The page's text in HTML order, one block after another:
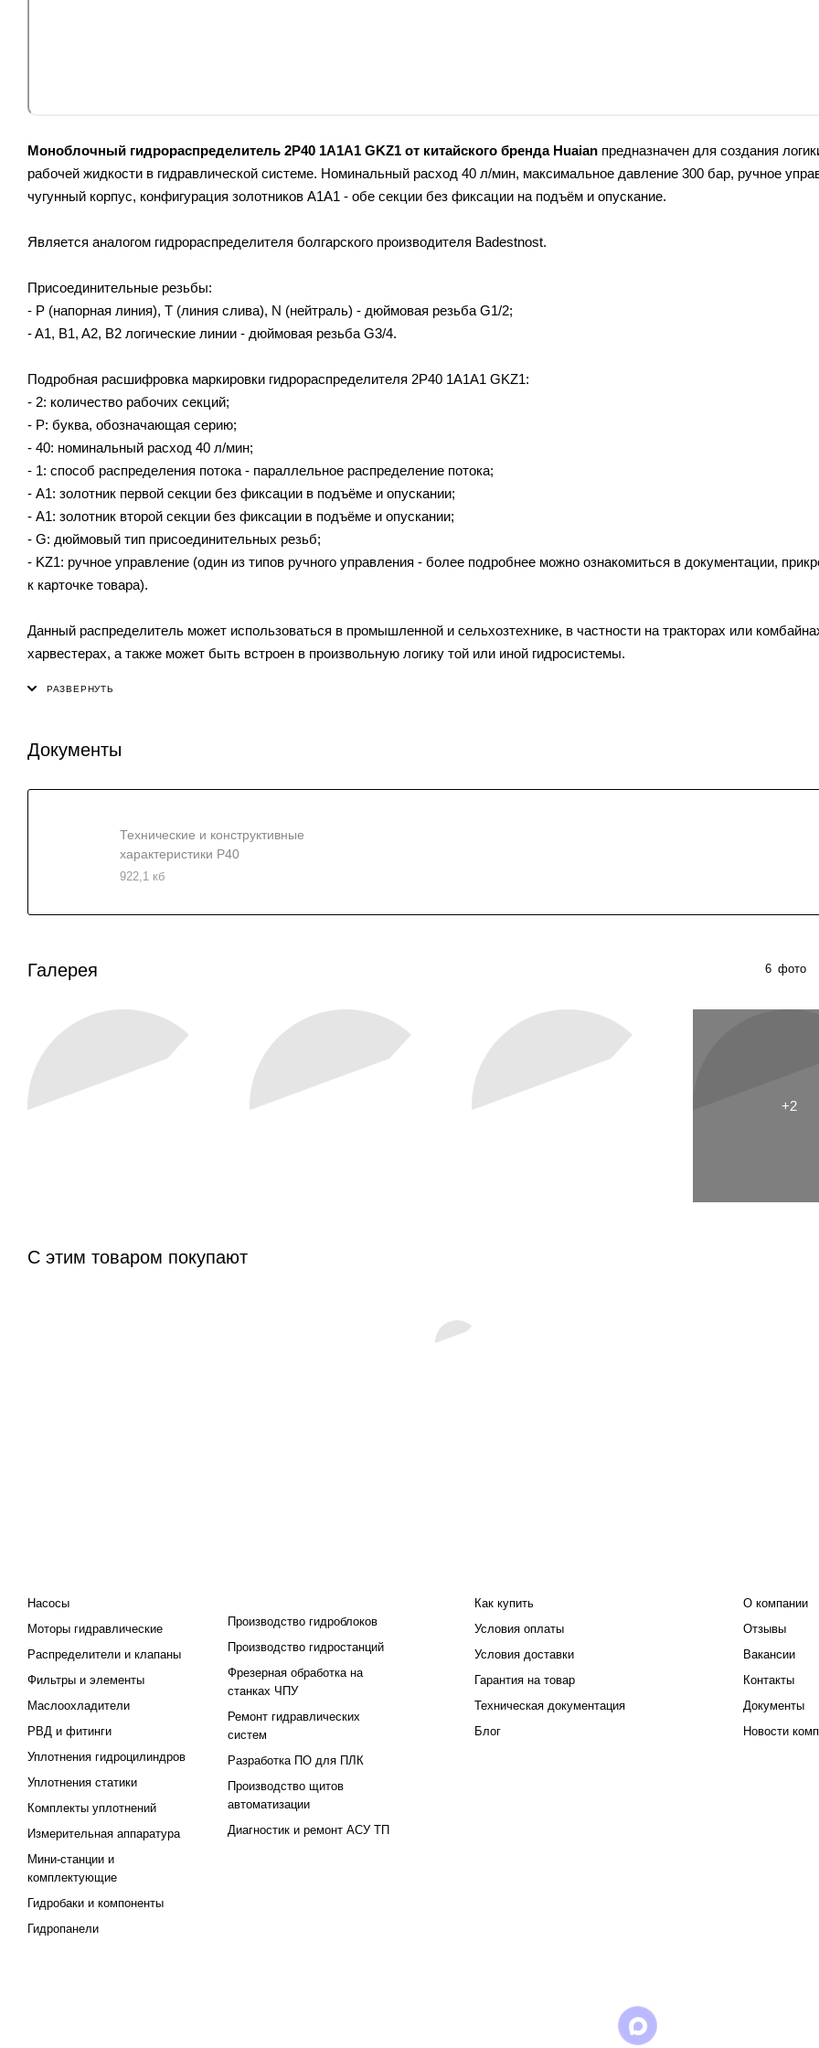
Моноблочный гидрораспределитель 2P40 1A1A1 GKZ1 от китайского бренда Huaian предназначен для создания
рабочей жидкости в гидравлической системе. Номинальный расход 40 л/мин, максимальное давление 300 бар, ручное
чугунный корпус, конфигурация золотников A1A1 - обе секции без фиксации на подъём и опускание.
Является аналогом гидрораспределителя болгарского производителя Badestnost.
Присоединительные резьбы:
- P (напорная линия), T (линия слива), N (нейтраль) - дюймовая резьба G1/2;
- A1, B1, A2, B2 логические линии - дюймовая резьба G3/4.
Подробная расшифровка маркировки гидрораспределителя 2P40 1A1A1 GKZ1:
- 2: количество рабочих секций;
- P: буква, обозначающая серию;
- 40: номинальный расход 40 л/мин;
- 1: способ распределения потока - параллельное распределение потока;
- A1: золотник первой секции без фиксации в подъёме и опускании;
- A1: золотник второй секции без фиксации в подъёме и опускании;
- G: дюймовый тип присоединительных резьб;
- KZ1: ручное управление (один из типов ручного управления - более подробнее можно ознакомиться в документации,
к карточке товара).
Данный распределитель может использоваться в промышленной и сельхозтехнике, в частности на тракторах или
харвестерах, а также может быть встроен в произвольную логику той или иной гидросистемы.
Документы
Технические и конструктивные
характеристики P40
922,1 кб
Галерея 6 фото
С этим товаром покупают
Насосы
Моторы гидравлические
Распределители и клапаны
Фильтры и элементы
Маслоохладители
РВД и фитинги
Уплотнения гидроцилиндров
Уплотнения статики
Комплекты уплотнений
Измерительная аппаратура
Мини-станции и
комплектующие
Гидробаки и компоненты
Гидропанели
Производство гидроблоков
Производство гидростанций
Фрезерная обработка на
станках ЧПУ
Ремонт гидравлических
систем
Разработка ПО для ПЛК
Производство щитов
автоматизации
Диагностик и ремонт АСУ ТП
Как купить
Условия оплаты
Условия доставки
Гарантия на товар
Техническая документация
Блог
О компании
Отзывы
Вакансии
Контакты
Документы
Новости